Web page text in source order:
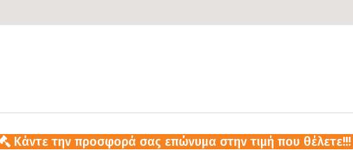
Κάντε την προσφορά σας επώνυμα στην τιμή που θέλετε!!!